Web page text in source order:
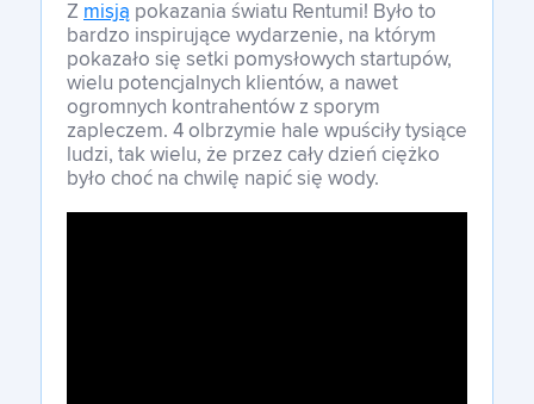
Z misją pokazania światu Rentumi! Było to
bardzo inspirujące wydarzenie, na którym
pokazało się setki pomysłowych startupów,
wielu potencjalnych klientów, a nawet
ogromnych kontrahentów z sporym
zapleczem. 4 olbrzymie hale wpuściły tysiące
ludzi, tak wielu, że przez cały dzień ciężko
było choć na chwilę napić się wody.